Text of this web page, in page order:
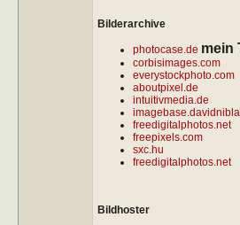
Bilderarchive
photocase.de mein
corbisimages.com
everystockphoto.com
aboutpixel.de
intuitivmedia.de
freedigitalphotos.net
freepixels.com
sxc.hu
freedigitalphotos.net
Bildhoster